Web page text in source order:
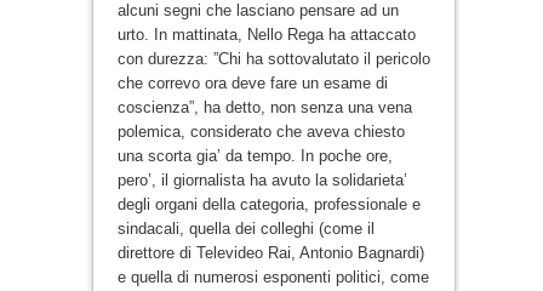
alcuni segni che lasciano pensare ad un
urto. In mattinata, Nello Rega ha attaccato
con durezza: ”Chi ha sottovalutato il pericolo
che correvo ora deve fare un esame di
coscienza”, ha detto, non senza una vena
polemica, considerato che aveva chiesto
una scorta gia’ da tempo. In poche ore,
pero’, il giornalista ha avuto la solidarieta’
degli organi della categoria, professionale e
sindacali, quella dei colleghi (come il
direttore di Televideo Rai, Antonio Bagnardi)
e quella di numerosi esponenti politici, come